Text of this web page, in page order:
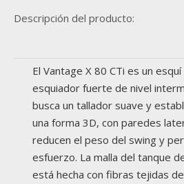
Descripción del producto:
El Vantage X 80 CTi es un
esquiador fuerte de nivel
busca un tallador suave y
una forma 3D, con paredes
reducen el peso del swing y
esfuerzo. La malla del tanque
está hecha con fibras tejidas